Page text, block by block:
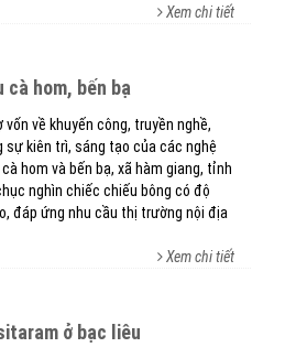
Xem chi tiết
cà hom, bến bạ
về khuyến công, truyền nghề,
sự kiên trì, sáng tạo của các nghệ
hom và bến bạ, xã hàm giang, tỉnh
nghìn chiếc chiếu bông có độ
đáp ứng nhu cầu thị trường nội địa
Xem chi tiết
ở bạc liêu